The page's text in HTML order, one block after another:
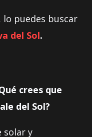
lo puedes buscar
del Sol.
crees que
del Sol?
solar y